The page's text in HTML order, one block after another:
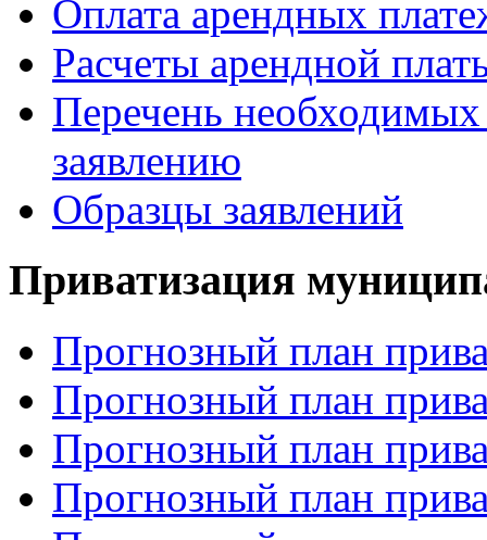
Оплата арендных
Расчеты арендной
Перечень
заявлению
Образцы заявлений
Приватизация
Прогнозный план
Прогнозный план
Прогнозный план
Прогнозный план